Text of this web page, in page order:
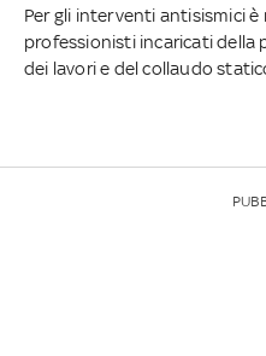
Per gli interventi antisismici è
professionisti incaricati della
dei lavori e del collaudo